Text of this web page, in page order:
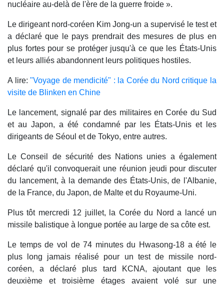
nucléaire au-delà de l'ère de la guerre froide ».
Le dirigeant nord-coréen Kim Jong-un a supervisé le test et
a déclaré que le pays prendrait des mesures de plus en
plus fortes pour se protéger jusqu'à ce que les États-Unis
et leurs alliés abandonnent leurs politiques hostiles.
A lire:"Voyage de mendicité" : la Corée du Nord critique la
visite de Blinken en Chine
Le lancement, signalé par des militaires en Corée du Sud
et au Japon, a été condamné par les États-Unis et les
dirigeants de Séoul et de Tokyo, entre autres.
Le Conseil de sécurité des Nations unies a également
déclaré qu'il convoquerait une réunion jeudi pour discuter
du lancement, à la demande des États-Unis, de l'Albanie,
de la France, du Japon, de Malte et du Royaume-Uni.
Plus tôt mercredi 12 juillet, la Corée du Nord a lancé un
missile balistique à longue portée au large de sa côte est.
Le temps de vol de 74 minutes du Hwasong-18 a été le
plus long jamais réalisé pour un test de missile nord-
coréen, a déclaré plus tard KCNA, ajoutant que les
deuxième et troisième étages avaient volé sur une